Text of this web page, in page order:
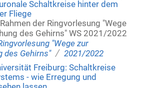
Schaltkreise hinter dem
Fliege
der Ringvorlesung "Wege
des Gehirns" WS 2021/2022
"Wege zur
des Gehirns" / 2021/2022
Freiburg: Schaltkreise
- wie Erregung und